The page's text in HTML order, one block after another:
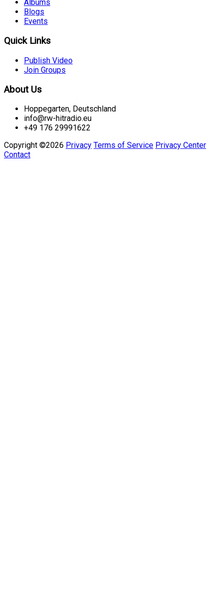
Albums
Blogs
Events
Quick Links
Publish Video
Join Groups
About Us
Hoppegarten, Deutschland
info@rw-hitradio.eu
+49 176 29991622
Copyright ©2026 Privacy Terms of Service Privacy Center
Contact